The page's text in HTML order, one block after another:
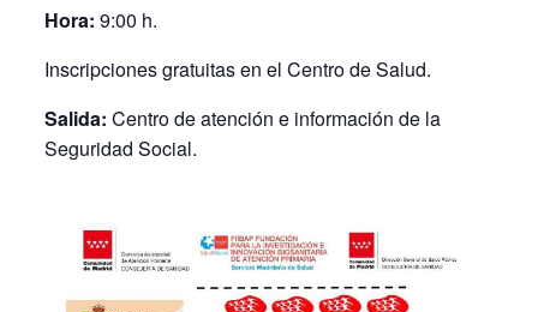
Hora: 9:00 h.
Inscripciones gratuitas en el Centro de Salud.
Salida: Centro de atención e información de la
Seguridad Social.